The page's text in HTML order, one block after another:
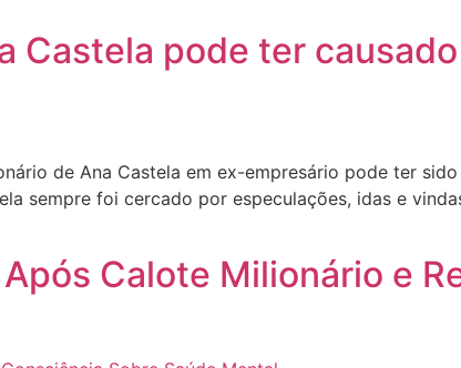
Castela pode ter
de Ana Castela em ex-empresário pode ter
sempre foi cercado por especulações, idas e
Calote Milionário e